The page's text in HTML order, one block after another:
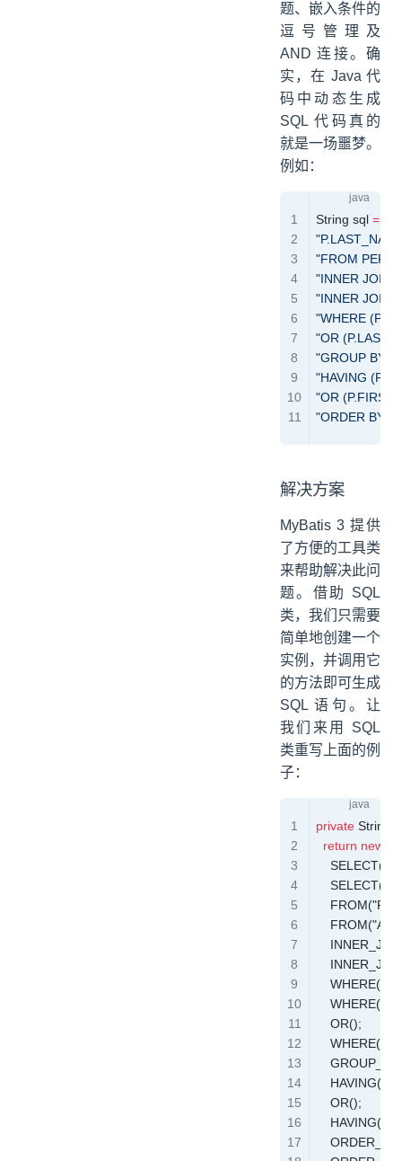
题、嵌入条件的
逗号管理及
AND 连接。确
实，在 Java 代
码中动态生成
SQL 代码真的
就是一场噩梦。
例如：
String sql =
"FROM
"INNER JOIN
"INNER JOIN
"WHERE (P.ID
"OR
"GROUP BY
"HAVING
"OR
"ORDER BY
解决方案
MyBatis 3 提供
了方便的工具类
来帮助解决此问
题。借助 SQL
类，我们只需要
简单地创建一个
实例，并调用它
的方法即可生成
SQL 语句。让
我们来用 SQL
类重写上面的例
子：
private String
  return
new
    OR();
    OR();